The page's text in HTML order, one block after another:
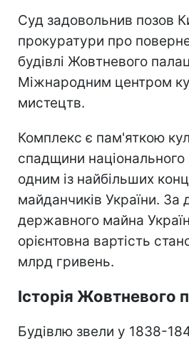
Суд задовольнив позов
прокуратури про
будівлі Жовтневого
Міжнародним центром
мистецтв.
Комплекс є пам'яткою
спадщини національного
одним із найбільших
майданчиків України.
державного майна
орієнтовна вартість
млрд гривень.
Історія Жовтневого
Будівлю звели у 1838-